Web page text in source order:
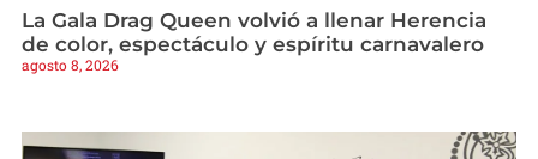
La Gala Drag Queen volvió a llenar Herencia
de color, espectáculo y espíritu carnavalero
agosto 8, 2026